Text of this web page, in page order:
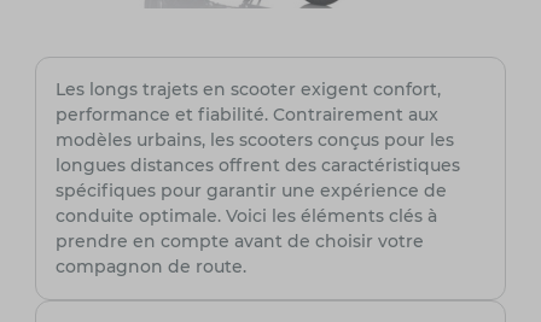
Les longs trajets en scooter exigent confort,
performance et fiabilité. Contrairement aux
modèles urbains, les scooters conçus pour les
longues distances offrent des caractéristiques
spécifiques pour garantir une expérience de
conduite optimale. Voici les éléments clés à
prendre en compte avant de choisir votre
compagnon de route.